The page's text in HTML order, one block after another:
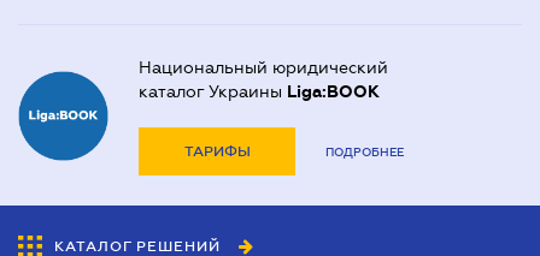
Национальный юридический
каталог Украины Liga:BOOK
ТАРИФЫ ПОДРОБНЕЕ
КАТАЛОГ РЕШЕНИЙ